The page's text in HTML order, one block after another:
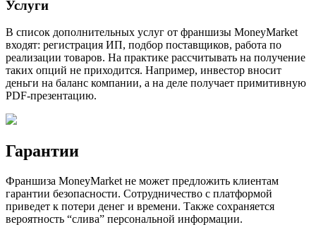
Услуги
В список дополнительных услуг от франшизы MoneyMarket
входят: регистрация ИП, подбор поставщиков, работа по
реализации товаров. На практике рассчитывать на получение
таких опций не приходится. Например, инвестор вносит
деньги на баланс компании, а на деле получает примитивную
PDF-презентацию.
Гарантии
Франшиза MoneyMarket не может предложить клиентам
гарантии безопасности. Сотрудничество с платформой
приведет к потери денег и времени. Также сохраняется
вероятность “слива” персональной информации.